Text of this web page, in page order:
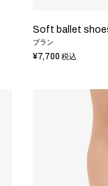
Soft ballet
ブラン
¥7,700 税込